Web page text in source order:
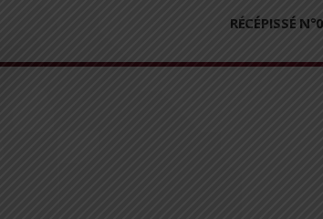
RÉCÉPISSÉ